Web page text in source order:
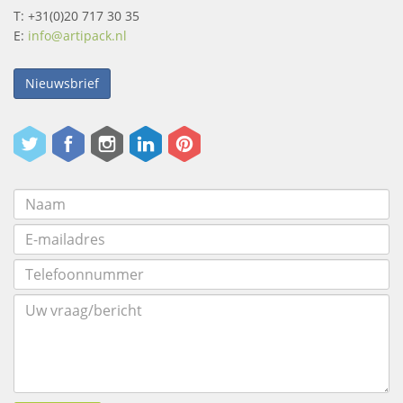
T: +31(0)20 717 30 35
E: info@artipack.nl
Nieuwsbrief